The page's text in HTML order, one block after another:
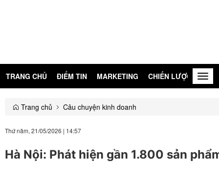
TRANG CHỦ ĐIỂM TIN MARKETING CHIẾN LƯỢC
Trang chủ Câu chuyện kinh doanh
Thứ năm, 21/05/2026 | 14:57
Hà Nội: Phát hiện gần 1.800 sản